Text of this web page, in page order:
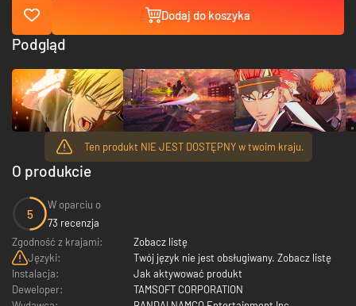
Dodaj do koszyka
Ten produkt NIE JEST DOSTĘPNY w twoim kraju.
O produkcie
5
W oparciu o
73 recenzja
Zgodność z krajami:
Zobacz listę
Języki:
Twój język nie jest obsługiwany. Zobacz listę
Instalacja:
Jak aktywować produkt
Deweloper:
TAMSOFT CORPORATION
Podgląd